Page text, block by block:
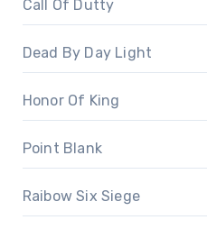
Call Of Dutty
Dead By Day Light
Honor Of King
Point Blank
Raibow Six Siege